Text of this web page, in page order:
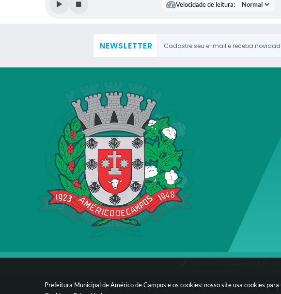
Prefeitura Municipal de Américo de Campos e os cookies: nosso site usa cookies
Velocidade de leitura:
NEWSLETTER